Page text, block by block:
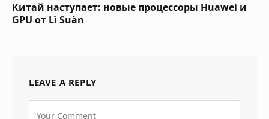
Китай наступает: новые процессоры Huawei и
GPU от Lì Suàn
LEAVE A REPLY